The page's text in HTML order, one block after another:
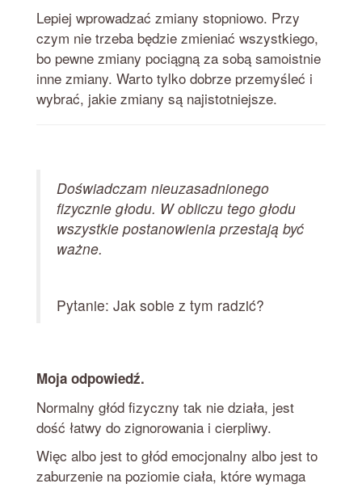
Lepiej wprowadzać zmiany stopniowo. Przy
czym nie trzeba będzie zmieniać wszystkiego,
bo pewne zmiany pociągną za sobą samoistnie
inne zmiany. Warto tylko dobrze przemyśleć i
wybrać, jakie zmiany są najistotniejsze.
Doświadczam nieuzasadnionego
fizycznie głodu. W obliczu tego głodu
wszystkie postanowienia przestają być
ważne.
Pytanie: Jak sobie z tym radzić?
Moja odpowiedź.
Normalny głód fizyczny tak nie działa, jest
dość łatwy do zignorowania i cierpliwy.
Więc albo jest to głód emocjonalny albo jest to
zaburzenie na poziomie ciała, które wymaga